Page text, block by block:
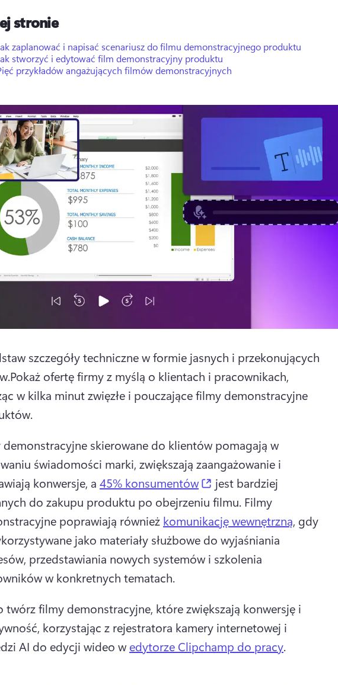
stronie
zaplanować i napisać scenariusz do filmu demonstracyjnego produktu
stworzyć i edytować film demonstracyjny produktu
przykładów angażujących filmów demonstracyjnych
szczegóły techniczne w formie jasnych i przekonujących
Pokaż ofertę firmy z myślą o klientach i pracownikach,
w kilka minut zwięzłe i pouczające filmy demonstracyjne
demonstracyjne skierowane do klientów pomagają w
świadomości marki, zwiększają zaangażowanie i
konwersje, a 45% konsumentów (opens in a new tab)
jest bardziej
do zakupu produktu po obejrzeniu filmu. Filmy
poprawiają również komunikację wewnętrzną, gdy
jako materiały służbowe do wyjaśniania
przedstawiania nowych systemów i szkolenia
w konkretnych tematach.
twórz filmy demonstracyjne, które zwiększają konwersję i
korzystając z rejestratora kamery internetowej i
AI do edycji wideo w edytorze Clipchamp do pracy.